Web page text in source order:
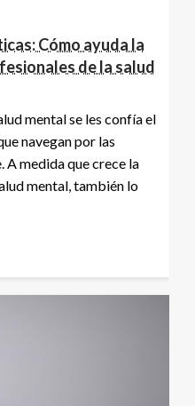
Cómo ayuda la
de la salud
mental se les confía el
navegan por las
A medida que crece la
mental, también lo